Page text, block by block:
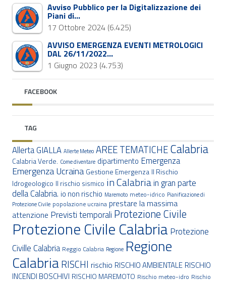
Avviso Pubblico per la Digitalizzazione dei
Piani di…
17 Ottobre 2024 (6.425)
AVVISO EMERGENZA EVENTI METROLOGICI
DAL 26/11/2022…
1 Giugno 2023 (4.753)
FACEBOOK
TAG
Allerta GIALLA Allerte Meteo AREE TEMATICHECalabria
Calabria Verde. Come diventare dipartimento Emergenza
Emergenza Ucraina Gestione Emergenza Il Rischio
Idrogeologico Il rischio sismico in Calabriain gran parte
della Calabria. io non rischio Maremoto meteo-idrico Pianificazione di
Protezione Civile popolazione ucraina prestare la massima
attenzione Previsti temporali Protezione Civile
Protezione Civile Calabria Protezione
Civille Calabria Reggio Calabria Regione Regione
Calabria RISCHI rischio RISCHIO AMBIENTALE RISCHIO
INCENDI BOSCHIVI RISCHIO MAREMOTO Rischio meteo-idro Rischio